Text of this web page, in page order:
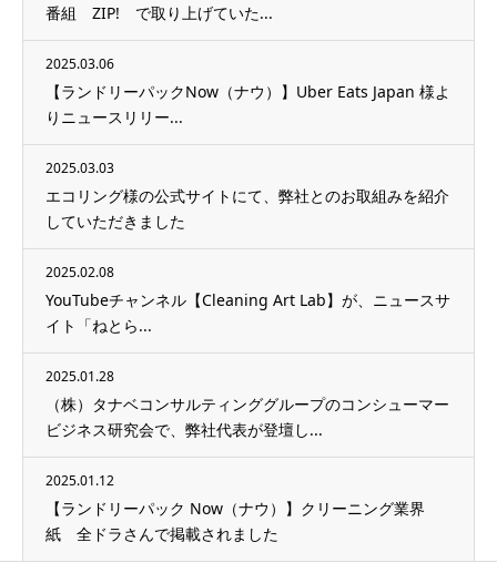
番組 ZIP! で取り上げていた...
2025.03.06
【ランドリーパックNow（ナウ）】Uber Eats Japan 様よ
りニュースリリー...
2025.03.03
エコリング様の公式サイトにて、弊社とのお取組みを紹介
していただきました
2025.02.08
YouTubeチャンネル【Cleaning Art Lab】が、ニュースサ
イト「ねとら...
2025.01.28
（株）タナベコンサルティンググループのコンシューマー
ビジネス研究会で、弊社代表が登壇し...
2025.01.12
【ランドリーパック Now（ナウ）】クリーニング業界
紙 全ドラさんで掲載されました